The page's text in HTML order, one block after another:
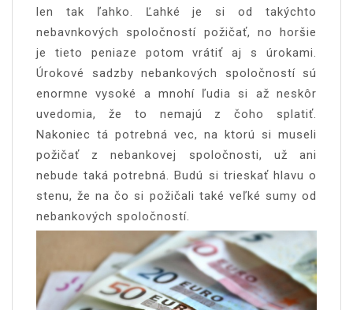
len tak ľahko. Ľahké je si od takýchto
nebavnkových spoločností požičať, no horšie
je tieto peniaze potom vrátiť aj s úrokami.
Úrokové sadzby nebankových spoločností sú
enormne vysoké a mnohí ľudia si až neskôr
uvedomia, že to nemajú z čoho splatiť.
Nakoniec tá potrebná vec, na ktorú si museli
požičať z nebankovej spoločnosti, už ani
nebude taká potrebná. Budú si trieskať hlavu o
stenu, že na čo si požičali také veľké sumy od
nebankových spoločností.